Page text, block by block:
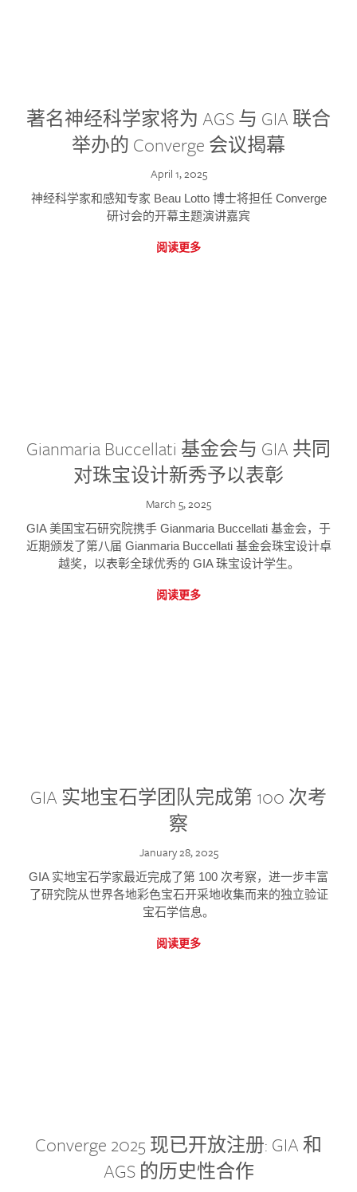
著名神经科学家将为 AGS 与 GIA 联合
举办的 Converge 会议揭幕
April 1, 2025
神经科学家和感知专家 Beau Lotto 博士将担任 Converge
研讨会的开幕主题演讲嘉宾
阅读更多
Gianmaria Buccellati 基金会与 GIA 共同
对珠宝设计新秀予以表彰
March 5, 2025
GIA 美国宝石研究院携手 Gianmaria Buccellati 基金会，于
近期颁发了第八届 Gianmaria Buccellati 基金会珠宝设计卓
越奖，以表彰全球优秀的 GIA 珠宝设计学生。
阅读更多
GIA 实地宝石学团队完成第 100 次考
察
January 28, 2025
GIA 实地宝石学家最近完成了第 100 次考察，进一步丰富
了研究院从世界各地彩色宝石开采地收集而来的独立验证
宝石学信息。
阅读更多
Converge 2025 现已开放注册: GIA 和
AGS 的历史性合作